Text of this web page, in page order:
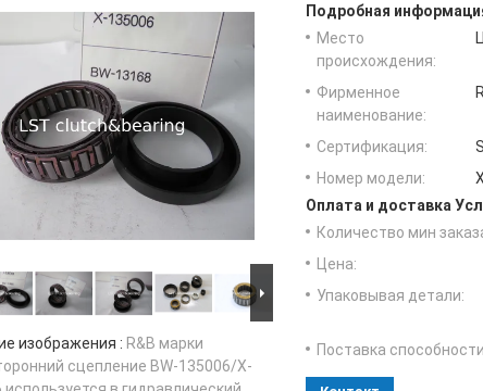
изображения : R&B марки
сцепление BW-135006/X-
Подробная
Место
происхождения:
Фирменное
наименование:
Сертификация:
Номер модели:
Оплата и доставка
Количество мин
Цена:
Упаковывая детали:
Поставка